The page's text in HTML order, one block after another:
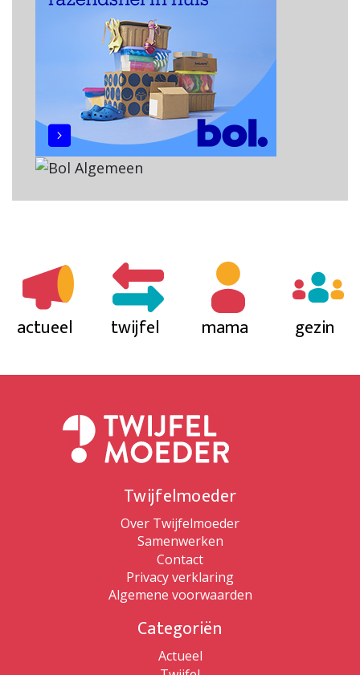
actueel twijfel mama gezin
Twijfelmoeder
Over Twijfelmoeder
Samenwerken
Contact
Privacy verklaring
Algemene voorwaarden
Categoriën
Actueel